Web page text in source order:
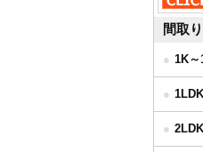
間取
1K～